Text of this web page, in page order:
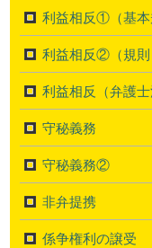
利益相反①（基本
利益相反②（規則
利益相反（弁護士
守秘義務
守秘義務②
非弁提携
係争権利の譲受